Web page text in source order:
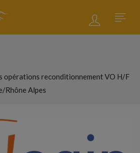
opérations reconditionnement VO H/F
Rhône Alpes